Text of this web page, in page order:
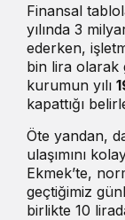
Finansal
yılında 3
ederken,
bin lira olarak
kurumun yılı
kapattığı
Öte yandan,
ulaşımını
Ekmek’te,
geçtiğimiz
birlikte 10